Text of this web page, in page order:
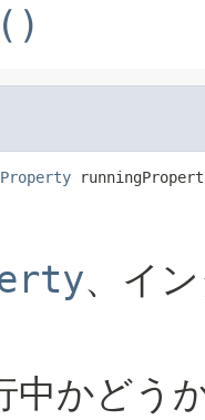
、イ
中かどう